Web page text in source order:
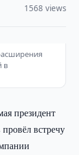
1568 views
в
президент
встречу